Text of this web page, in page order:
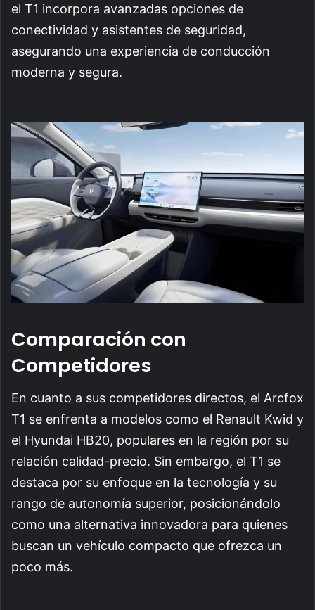
el T1 incorpora avanzadas opciones de
conectividad y asistentes de seguridad,
asegurando una experiencia de conducción
moderna y segura.
Comparación con
Competidores
En cuanto a sus competidores directos, el Arcfox
T1 se enfrenta a modelos como el Renault Kwid y
el Hyundai HB20, populares en la región por su
relación calidad-precio. Sin embargo, el T1 se
destaca por su enfoque en la tecnología y su
rango de autonomía superior, posicionándolo
como una alternativa innovadora para quienes
buscan un vehículo compacto que ofrezca un
poco más.